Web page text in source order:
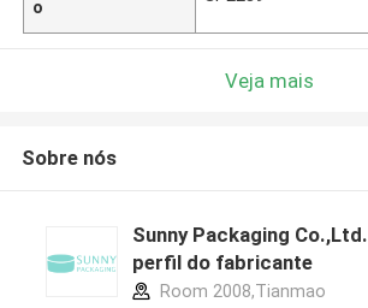
o
Veja mais
Sobre nós
Sunny Packaging Co.,Ltd.
perfil do fabricante
Room 2008,Tianmao